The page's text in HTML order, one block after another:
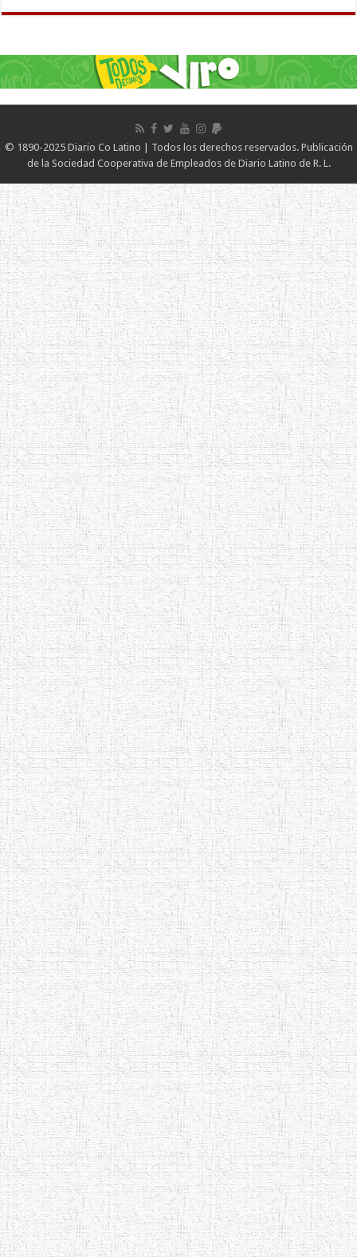
© 1890-2025 Diario Co Latino | Todos los derechos reservados. Publicación
de la Sociedad Cooperativa de Empleados de Diario Latino de R. L.